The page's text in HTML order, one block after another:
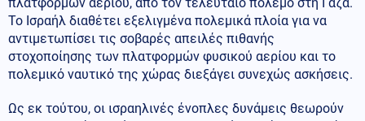
Το Ισραήλ διαθέτει εξελιγμένα πολεμικά πλοία για να
αντιμετωπίσει τις σοβαρές απειλές πιθανής
στοχοποίησης των πλατφορμών φυσικού αερίου και το
πολεμικό ναυτικό της χώρας διεξάγει συνεχώς ασκήσεις.
Ως εκ τούτου, οι ισραηλινές ένοπλες δυνάμεις θεωρούν